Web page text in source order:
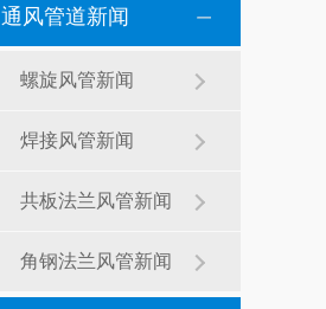
通风管道新闻
螺旋风管新闻
焊接风管新闻
共板法兰风管新闻
角钢法兰风管新闻